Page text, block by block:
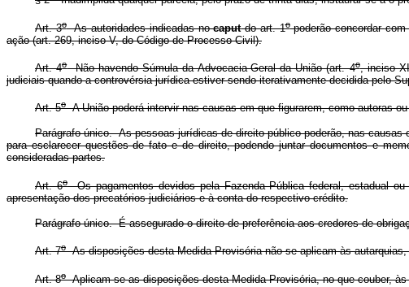
Art. 3oAs autoridades indicadas nocaput do art. 1opoderão concordar com
ação (art. 269, inciso V, do Código de Processo Civil).
Art. 4oNão havendo Súmula da Advocacia-Geral da União (art. 4o, inciso
judiciais quando a controvérsia jurídica estiver sendo iterativamente decidida pelo
Art. 5oA União poderá intervir nas causas em que figurarem, como autoras
Parágrafo único. As pessoas jurídicas de direito público poderão, nas
para esclarecer questões de fato e de direito, podendo juntar documentos e
consideradas partes.
Art. 6oOs pagamentos devidos pela Fazenda Pública federal, estadual
apresentação dos precatórios judiciários e à conta do respectivo crédito.
Parágrafo único. É assegurado o direito de preferência aos credores de
Art. 7oAs disposições desta Medida Provisória não se aplicam às
Art. 8oAplicam-se as disposições desta Medida Provisória, no que couber,